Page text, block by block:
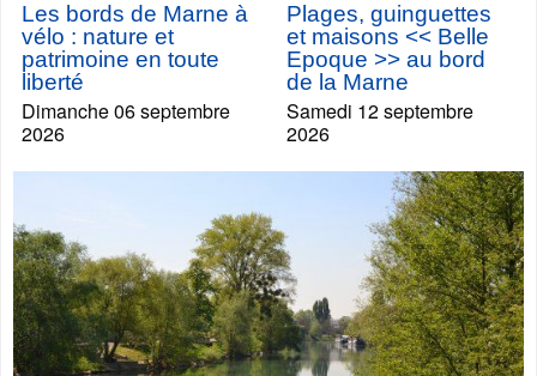
Les bords de Marne à
vélo : nature et
patrimoine en toute
liberté
Dimanche 06 septembre
2026
Plages, guinguettes
et maisons << Belle
Epoque >> au bord
de la Marne
Samedi 12 septembre
2026